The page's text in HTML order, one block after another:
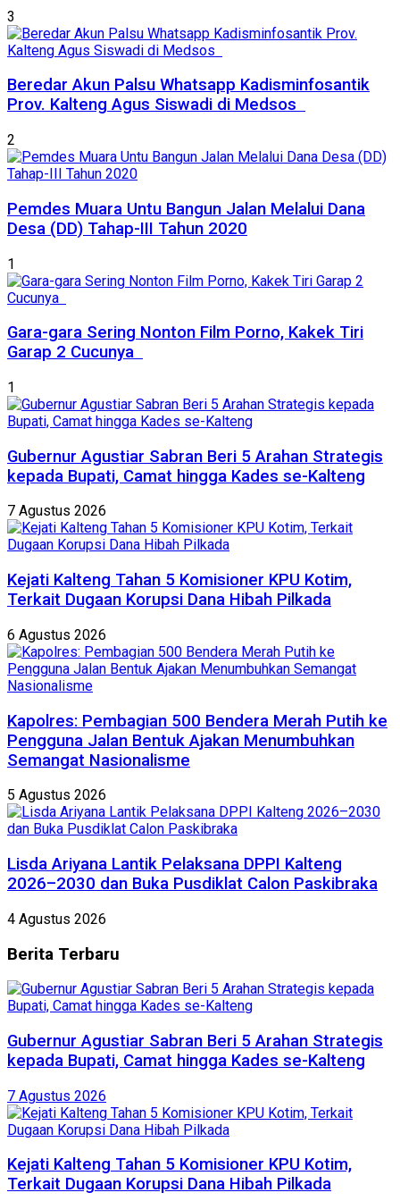
3
Beredar Akun Palsu Whatsapp Kadisminfosantik
Prov. Kalteng Agus Siswadi di Medsos
2
Pemdes Muara Untu Bangun Jalan Melalui Dana
Desa (DD) Tahap-III Tahun 2020
1
Gara-gara Sering Nonton Film Porno, Kakek Tiri
Garap 2 Cucunya
1
Gubernur Agustiar Sabran Beri 5 Arahan Strategis
kepada Bupati, Camat hingga Kades se-Kalteng
7 Agustus 2026
Kejati Kalteng Tahan 5 Komisioner KPU Kotim,
Terkait Dugaan Korupsi Dana Hibah Pilkada
6 Agustus 2026
Kapolres: Pembagian 500 Bendera Merah Putih ke
Pengguna Jalan Bentuk Ajakan Menumbuhkan
Semangat Nasionalisme
5 Agustus 2026
Lisda Ariyana Lantik Pelaksana DPPI Kalteng
2026–2030 dan Buka Pusdiklat Calon Paskibraka
4 Agustus 2026
Berita Terbaru
Gubernur Agustiar Sabran Beri 5 Arahan Strategis
kepada Bupati, Camat hingga Kades se-Kalteng
7 Agustus 2026
Kejati Kalteng Tahan 5 Komisioner KPU Kotim,
Terkait Dugaan Korupsi Dana Hibah Pilkada